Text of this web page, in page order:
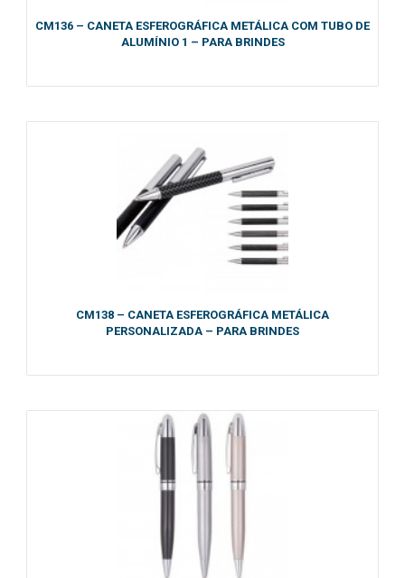
CM136 – CANETA ESFEROGRÁFICA METÁLICA COM TUBO DE
ALUMÍNIO 1 – PARA BRINDES
CM138 – CANETA ESFEROGRÁFICA METÁLICA
PERSONALIZADA – PARA BRINDES